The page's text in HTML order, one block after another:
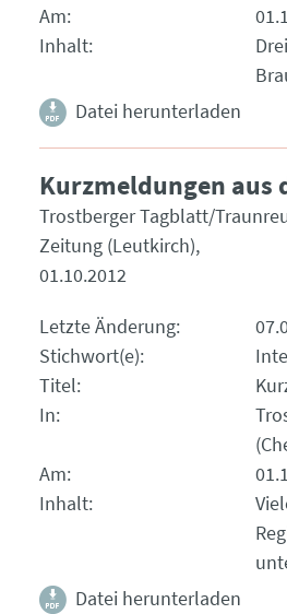
Am
Inhalt
Datei herunterladen
Kurzmeldungen aus
Trostberger Tagblatt/
Zeitung (Leutkirch)
01.10.2012
Letzte Änderung
Stichwort(e)
Titel
In
Am
Inhalt
Datei herunterladen